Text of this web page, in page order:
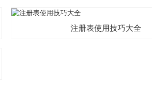
注册表使用技巧大全